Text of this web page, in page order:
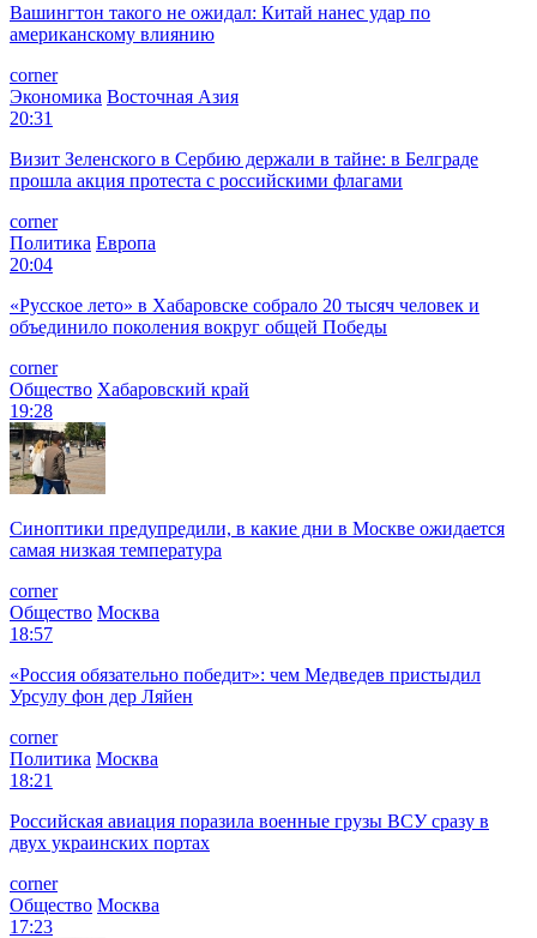
Вашингтон такого не ожидал: Китай нанес удар по
американскому влиянию
corner
Экономика Восточная Азия
20:31
Визит Зеленского в Сербию держали в тайне: в Белграде
прошла акция протеста с российскими флагами
corner
Политика Европа
20:04
«Русское лето» в Хабаровске собрало 20 тысяч человек и
объединило поколения вокруг общей Победы
corner
Общество Хабаровский край
19:28
Синоптики предупредили, в какие дни в Москве ожидается
самая низкая температура
corner
Общество Москва
18:57
«Россия обязательно победит»: чем Медведев пристыдил
Урсулу фон дер Ляйен
corner
Политика Москва
18:21
Российская авиация поразила военные грузы ВСУ сразу в
двух украинских портах
corner
Общество Москва
17:23